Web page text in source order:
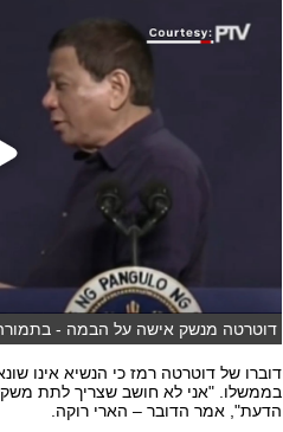
דוטרטה מנשק אישה על הבמה -
דוברו של דוטרטה רמז כי הנשיא אינו
בממשלו. "אני לא חושב שצריך לתת
הדעת", אמר הדובר – הארי רוקה.